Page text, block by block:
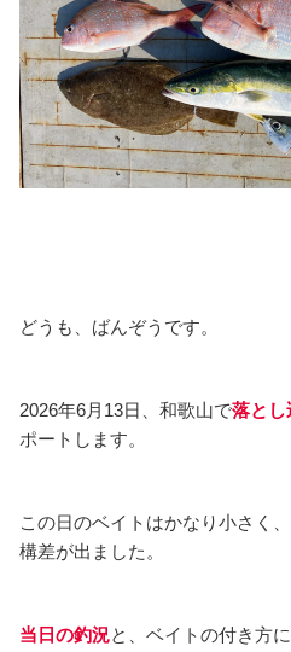
どうも、ばんぞうです。
2026年6月13日、和歌山で落とし
ポートします。
この日のベイトはかなり小さく
構差が出ました。
当日の釣況と、ベイトの付き方